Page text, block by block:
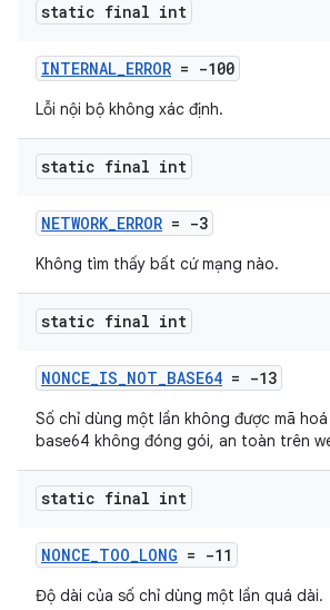
static final int
INTERNAL_ERROR = -100
Lỗi nội bộ không xác định.
static final int
NETWORK_ERROR = -3
Không tìm thấy bất cứ mạng nào.
static final int
NONCE_IS_NOT_BASE64 = -13
Số chỉ dùng một lần không được mã
base64 không đóng gói, an toàn trên
static final int
NONCE_TOO_LONG = -11
Độ dài của số chỉ dùng một lần quá dài.